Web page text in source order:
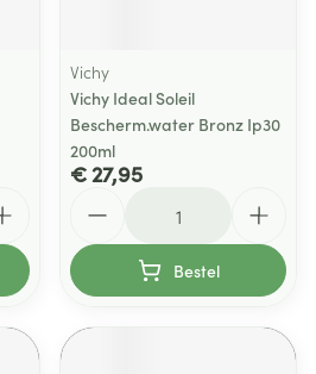
Vichy
Vichy Ideal Soleil
Bescherm.water Bronz Ip30
200ml
€ 27,95
Bestel